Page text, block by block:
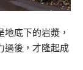
底下的岩漿，
過後，才隆起成